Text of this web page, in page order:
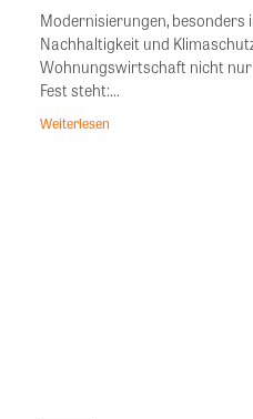
Modernisierungen, besonders
Nachhaltigkeit und
Wohnungswirtschaft nicht
Fest steht:...
Weiterlesen